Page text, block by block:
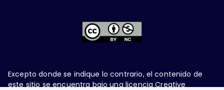
Excepto donde se indique lo contrario, el contenido de
este sitio se encuentra bajo una licencia Creative